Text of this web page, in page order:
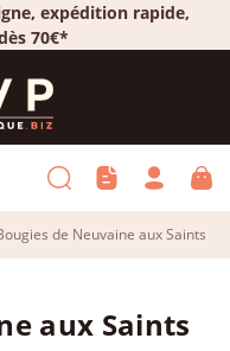
expédition rapide,
70€*
de Neuvaine aux Saints
aux Saints